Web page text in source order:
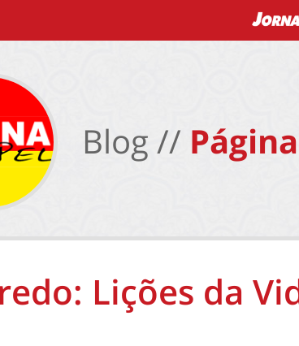
Blog //
Lições da